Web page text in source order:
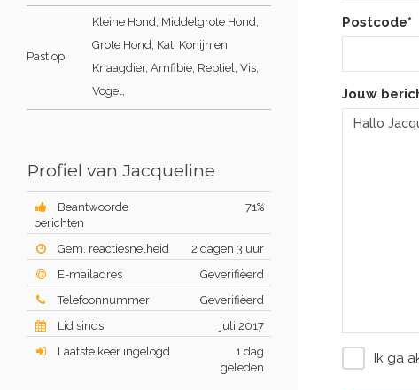
Past op
Kleine Hond, Middelgrote Hond,
Grote Hond, Kat, Konijn en
Knaagdier, Amfibie, Reptiel, Vis,
Vogel,
Profiel van Jacqueline
Beantwoorde
berichten
71%
Gem. reactiesnelheid
2 dagen 3 uur
E-mailadres
Geverifiëerd
Telefoonnummer
Geverifiëerd
Lid sinds
juli 2017
Laatste keer ingelogd
1 dag
geleden
Postcode*
Jouw
Ik ga